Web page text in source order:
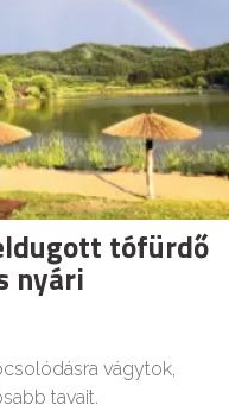
tófürdő
nyári
vágytok,
tavait.